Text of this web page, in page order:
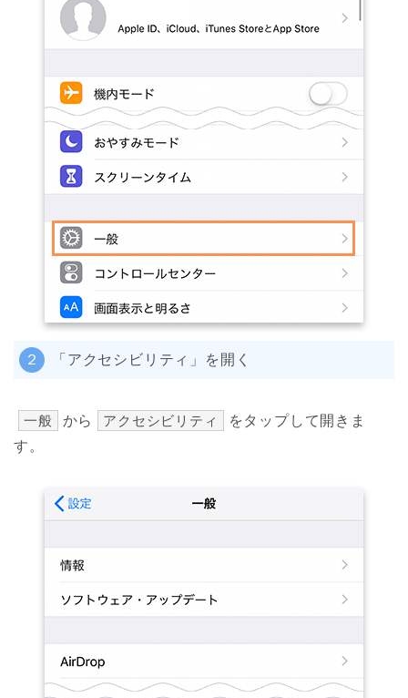
２ 「アクセシビリティ」を開く
一般 から アクセシビリティ
をタップして開きま
す。